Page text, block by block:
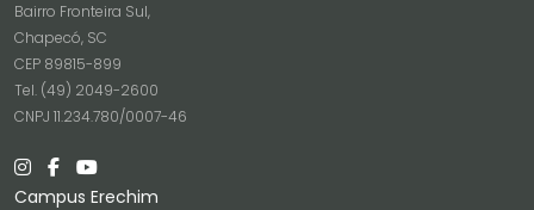
Bairro Fronteira Sul,
Chapecó, SC
CEP 89815-899
Tel. (49) 2049-2600
CNPJ 11.234.780/0007-46
Campus Erechim